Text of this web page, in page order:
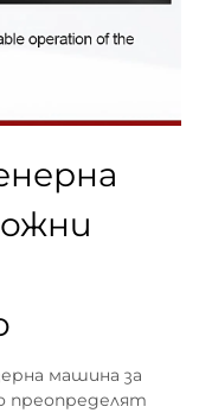
машина за
преопределят